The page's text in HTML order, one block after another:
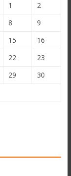
1
2
8
9
15
16
22
23
29
30